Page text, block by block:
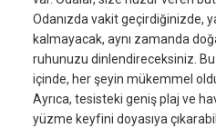
Odanızda vakit geçirdiğinizde,
kalmayacak, aynı zamanda
ruhunuzu dinlendireceksiniz.
içinde, her şeyin mükemmel
Ayrıca, tesisteki geniş plaj ve
yüzme keyfini doyasıya